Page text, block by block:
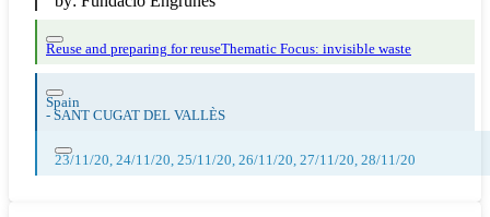
Reuse and preparing for reuseThematic Focus: invisible waste
Spain
- SANT CUGAT DEL VALLÈS
23/11/20, 24/11/20, 25/11/20, 26/11/20, 27/11/20, 28/11/20